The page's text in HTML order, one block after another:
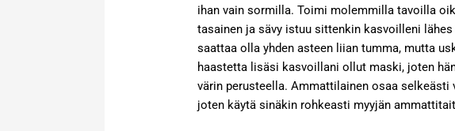
ihan vain sormilla. Toimi molemmilla tavoilla
tasainen ja sävy istuu sittenkin kasvoilleni
saattaa olla yhden asteen liian tumma, mutta
haastetta lisäsi kasvoillani ollut maski, joten
värin perusteella. Ammattilainen osaa
joten käytä sinäkin rohkeasti myyjän